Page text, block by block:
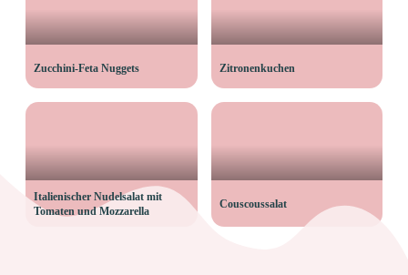
Zucchini-Feta Nuggets Zitronenkuchen
Italienischer Nudelsalat mit
Tomaten und Mozzarella
Couscoussalat